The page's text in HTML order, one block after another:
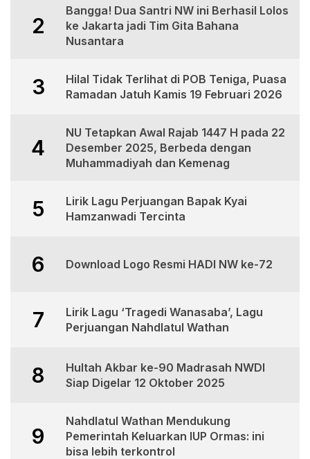
2
Bangga! Dua Santri NW ini Berhasil Lolos
ke Jakarta jadi Tim Gita Bahana
Nusantara
3
Hilal Tidak Terlihat di POB Teniga, Puasa
Ramadan Jatuh Kamis 19 Februari 2026
4
NU Tetapkan Awal Rajab 1447 H pada 22
Desember 2025, Berbeda dengan
Muhammadiyah dan Kemenag
5
Lirik Lagu Perjuangan Bapak Kyai
Hamzanwadi Tercinta
6 Download Logo Resmi HADI NW ke-72
7
Lirik Lagu ‘Tragedi Wanasaba’, Lagu
Perjuangan Nahdlatul Wathan
8
Hultah Akbar ke-90 Madrasah NWDI
Siap Digelar 12 Oktober 2025
9
Nahdlatul Wathan Mendukung
Pemerintah Keluarkan IUP Ormas: ini
bisa lebih terkontrol